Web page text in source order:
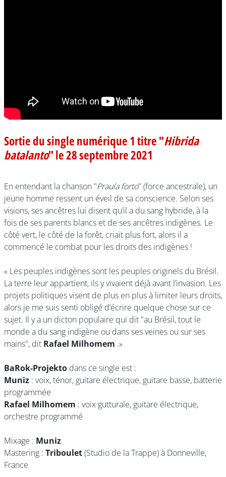
Sortie du single numérique 1 titre "Hibrida
batalanto" le 28 septembre 2021
En entendant la chanson "Praula forto" (force ancestrale), un
jeune homme ressent un éveil de sa conscience. Selon ses
visions, ses ancêtres lui disent qu’il a du sang hybride, à la
fois de ses parents blancs et de ses ancêtres indigènes. Le
côté vert, le côté de la forêt, criait plus fort, alors il a
commencé le combat pour les droits des indigènes !
« Les peuples indigènes sont les peuples originels du Brésil.
La terre leur appartient, ils y vivaient déjà avant l’invasion. Les
projets politiques visent de plus en plus à limiter leurs droits,
alors je me suis senti obligé d’écrire quelque chose sur ce
sujet. Il y a un dicton populaire qui dit "au Brésil, tout le
monde a du sang indigène ou dans ses veines ou sur ses
mains", dit Rafael Milhomem .»
BaRok-Projekto dans ce single est :
Muniz : voix, ténor, guitare électrique, guitare basse, batterie
programmée
Rafael Milhomem : voix gutturale, guitare électrique,
orchestre programmé
Mixage : Muniz
Mastering : Triboulet(Studio de la Trappe) à Donneville,
France